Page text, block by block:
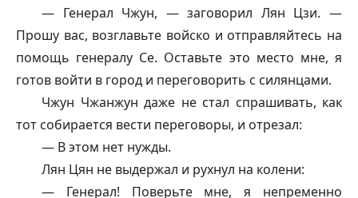
— Генерал Чжун, — заговорил Лян Цзи. —
Прошу вас, возглавьте войско и отправляйтесь на
помощь генералу Се. Оставьте это место мне, я
готов войти в город и переговорить с силянцами.
Чжун Чжанжун даже не стал спрашивать, как
тот собирается вести переговоры, и отрезал:
— В этом нет нужды.
Лян Цян не выдержал и рухнул на колени:
— Генерал! Поверьте мне, я непременно